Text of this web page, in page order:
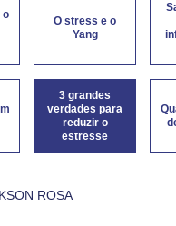
o
O stress e o
Yang
3 grandes
verdades para
reduzir o
estresse
ROSA